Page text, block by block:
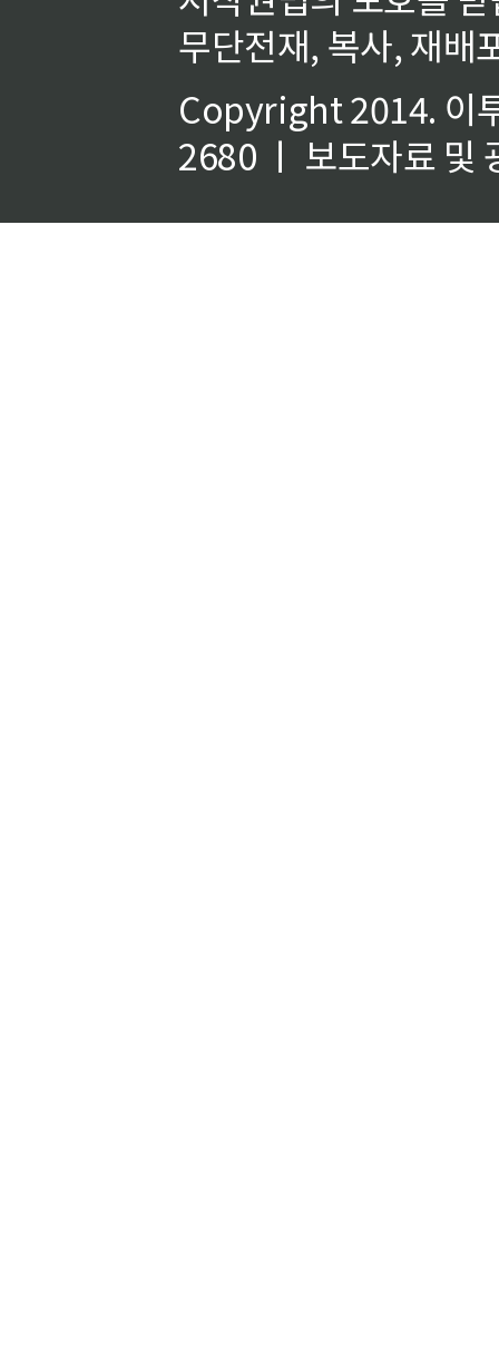
무단전재, 복사, 재배
Copyright 2014. 이
2680 ㅣ 보도자료